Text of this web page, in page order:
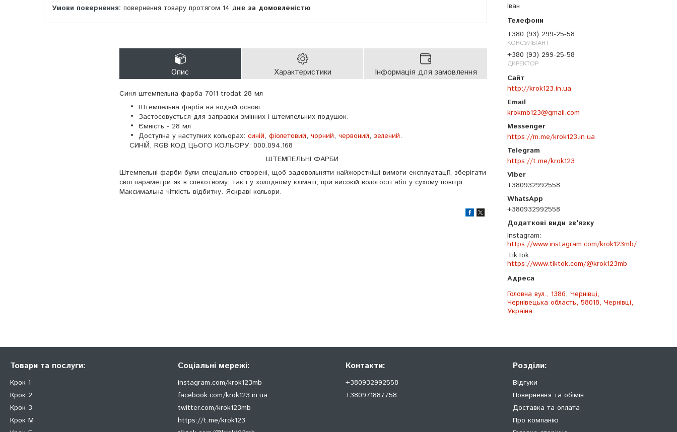
Іван
+380 (93) 299-25-58
КОНСУЛЬТАНТ
+380 (93) 299-25-58
ДИРЕКТОР
http://krok123.in.ua
krokmb123@gmail.com
https://m.me/krok123.in.ua
https://t.me/krok123
+380932992558
+380932992558
Instagram
https://www.instagram.com/krok123mb/
TikTok
https://www.tiktok.com/@krok123mb
Головна вул., 138б, Чернівці,
Чернівецька область, 58018, Чернівці,
Україна
повернення товару протягом 14 днів за домовленістю
Опис Характеристики Інформація для замовлення
Синя штемпельна фарба 7011 trodat 28 мл
Штемпельна фарба на водній основі
Застосовується для заправки змінних і штемпельних подушок.
Ємність - 28 мл
Доступна у наступних кольорах: синій, фіолетовий, чорний, червоний, зелений.
СИНІЙ, RGB КОД ЦЬОГО КОЛЬОРУ: 000.094.168
ШТЕМПЕЛЬНІ ФАРБИ
Штемпельні фарби були спеціально створені, щоб задовольняти найжорсткіші вимоги експлуатації, зберігати
свої параметри як в спекотному, так і у холодному кліматі, при високій вологості або у сухому повітрі.
Максимальна чіткість відбитку. Яскраві кольори.
Товари та послуги:
Крок 1
Крок 2
Крок 3
Крок М
Соціальні мережі:
instagram.com/krok123mb
facebook.com/krok123.in.ua
twitter.com/krok123mb
https://t.me/krok123
Контакти:
+380932992558
+380971887758
Розділи:
Відгуки
Повернення та обімін
Доставка та оплата
Про компанію